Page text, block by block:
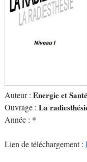
Auteur : Energie et Santé
Ouvrage : La
Année : *
Lien de téléchargement :